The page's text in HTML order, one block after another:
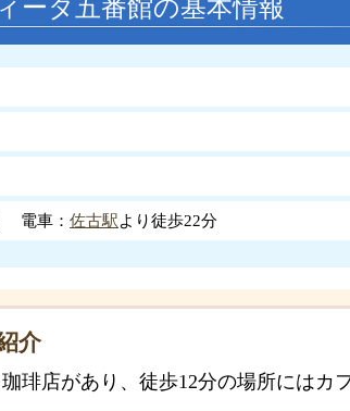
ータ五番館の基本情報
電車： 佐古駅より徒歩22分
介
琲店があり、徒歩12分の場所にはカ